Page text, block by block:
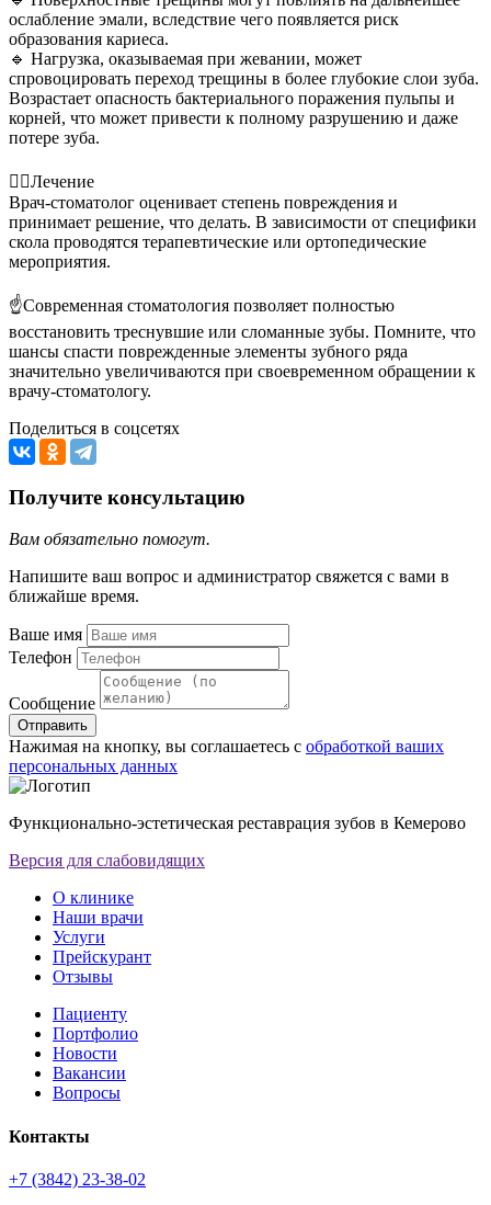
ослабление эмали, вследствие чего появляется риск
образования кариеса.
🔹 Нагрузка, оказываемая при жевании, может
спровоцировать переход трещины в более глубокие слои зуба.
Возрастает опасность бактериального поражения пульпы и
корней, что может привести к полному разрушению и даже
потере зуба.
👩‍⚕Лечение
Врач-стоматолог оценивает степень повреждения и
принимает решение, что делать. В зависимости от специфики
скола проводятся терапевтические или ортопедические
мероприятия.
☝Современная стоматология позволяет полностью
восстановить треснувшие или сломанные зубы. Помните, что
шансы спасти поврежденные элементы зубного ряда
значительно увеличиваются при своевременном обращении к
врачу-стоматологу.
Поделиться в соцсетях
Получите консультацию
Вам обязательно помогут.
Напишите ваш вопрос и администратор свяжется с вами в
ближайше время.
Ваше имя
Телефон
Сообщение
Отправить
Нажимая на кнопку, вы соглашаетесь с обработкой ваших
персональных данных
Функционально-эстетическая реставрация зубов в Кемерово
Версия для слабовидящих
О клинике
Наши врачи
Услуги
Прейскурант
Отзывы
Пациенту
Портфолио
Новости
Вакансии
Вопросы
Контакты
+7 (3842) 23-38-02